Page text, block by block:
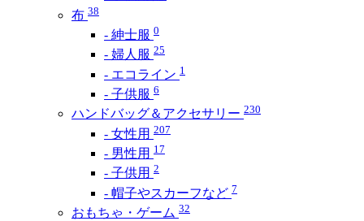
布 38
- 紳士服 0
- 婦人服 25
- エコライン 1
- 子供服 6
ハンドバッグ＆アクセサリー 230
- 女性用 207
- 男性用 17
- 子供用 2
- 帽子やスカーフなど 7
おもちゃ・ゲーム 32